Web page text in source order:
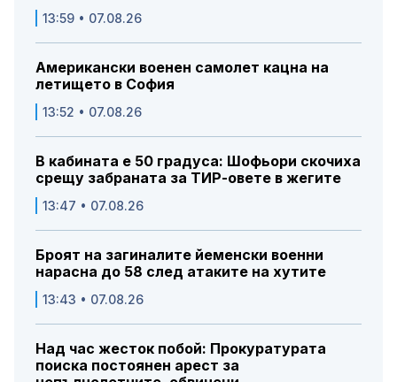
13:59 • 07.08.26
Американски военен самолет кацна на
летището в София
13:52 • 07.08.26
В кабината е 50 градуса: Шофьори скочиха
срещу забраната за ТИР-овете в жегите
13:47 • 07.08.26
Броят на загиналите йеменски военни
нарасна до 58 след атаките на хутите
13:43 • 07.08.26
Над час жесток побой: Прокуратурата
поиска постоянен арест за